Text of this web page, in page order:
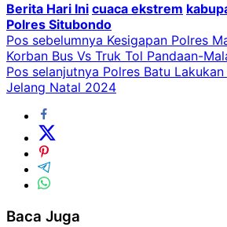
Berita Hari Ini cuaca ekstrem
Polres Situbondo
Navigasi
pos
Pos sebelumnya Kesigapan Polres
Korban Bus Vs Truk Tol Pandaan-
Pos selanjutnya Polres Batu
Jelang Natal 2024
Baca Juga